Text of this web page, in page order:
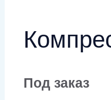
Под заказ